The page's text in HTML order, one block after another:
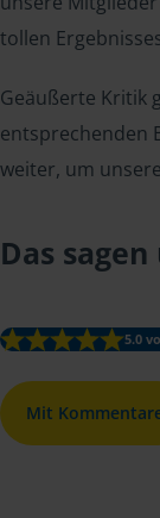
tollen
Geäußerte Kritik
entsprechenden
weiter, um
Das
5.0
Mit